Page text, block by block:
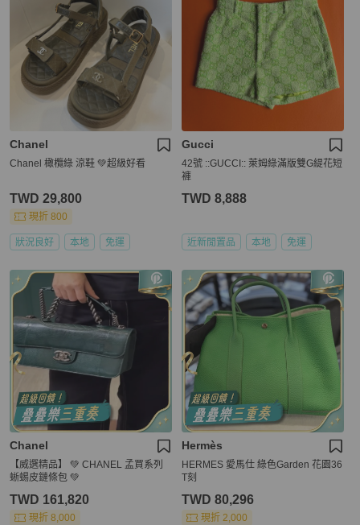
Chanel
Chanel 橄欖綠 涼鞋 💚超級好看
TWD 29,800
現折 800
狀況良好 本地 免運
Gucci
42號 ::GUCCI:: 萊姆綠滿版雙G緹花短
褲
TWD 8,888
近新閒置品 本地 免運
Chanel
【威選精品】 💚 CHANEL 孟買系列
蜥蜴皮鏈條包 💚
TWD 161,820
現折 8,000
Hermès
HERMES 愛馬仕 綠色Garden 花園36
T刻
TWD 80,296
現折 2,000